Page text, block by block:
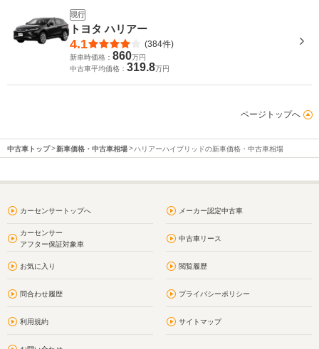
現行
トヨタ ハリアー
4.1 (384件)
新車時価格： 860万円
中古車平均価格： 319.8万円
ページトップへ
中古車トップ 新車価格・中古車相場 ハリアーハイブリッドの新車価格・中古車相場
カーセンサートップへ メーカー認定中古車
カーセンサー
アフター保証対象車
中古車リース
お気に入り 閲覧履歴
問合わせ履歴 プライバシーポリシー
利用規約 サイトマップ